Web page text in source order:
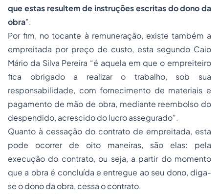
que estas resultem de instruções escritas do dono da
obra”.
Por fim, no tocante à remuneração, existe também a
empreitada por preço de custo, esta segundo Caio
Mário da Silva Pereira “é aquela em que o empreiteiro
fica obrigado a realizar o trabalho, sob sua
responsabilidade, com fornecimento de materiais e
pagamento de mão de obra, mediante reembolso do
despendido, acrescido do lucro assegurado”.
Quanto à cessação do contrato de empreitada, esta
pode ocorrer de oito maneiras, são elas: pela
execução do contrato, ou seja, a partir do momento
que a obra é concluída e entregue ao seu dono, diga-
se o dono da obra, cessa o contrato.